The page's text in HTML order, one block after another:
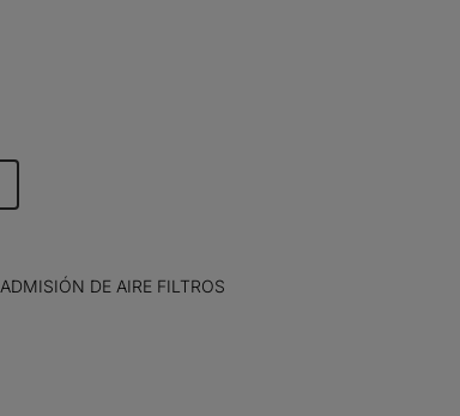
ADMISIÓN DE AIRE FILTROS